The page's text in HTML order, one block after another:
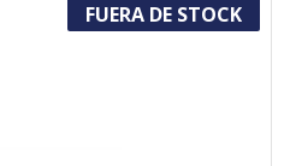
FUERA DE STOCK